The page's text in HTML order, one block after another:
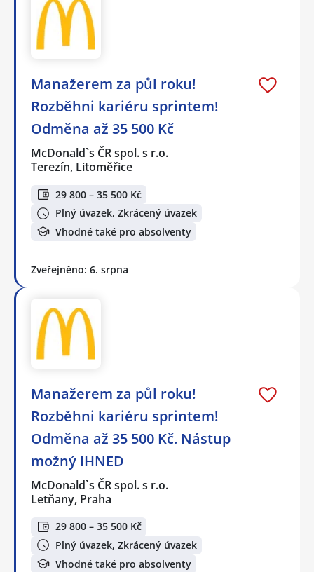
Manažerem za půl roku!
Rozběhni kariéru sprintem!
Odměna až 35 500 Kč
McDonald`s ČR spol. s r.o.
Terezín, Litoměřice
29 800 – 35 500 Kč
Plný úvazek, Zkrácený úvazek
Vhodné také pro absolventy
Zveřejněno: 6. srpna
Manažerem za půl roku!
Rozběhni kariéru sprintem!
Odměna až 35 500 Kč. Nástup
možný IHNED
McDonald`s ČR spol. s r.o.
Letňany, Praha
29 800 – 35 500 Kč
Plný úvazek, Zkrácený úvazek
Vhodné také pro absolventy